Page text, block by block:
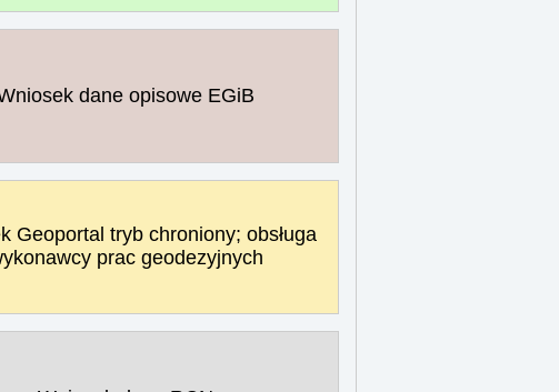
dane opisowe EGiB
Geoportal tryb chroniony; obsługa
prac geodezyjnych